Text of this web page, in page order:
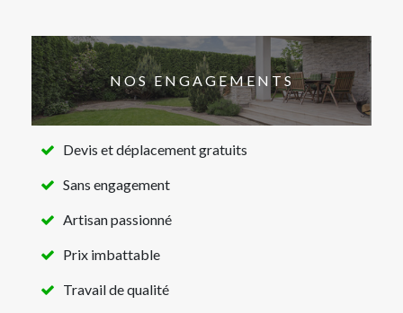
NOS ENGAGEMENTS
Devis et déplacement gratuits
Sans engagement
Artisan passionné
Prix imbattable
Travail de qualité